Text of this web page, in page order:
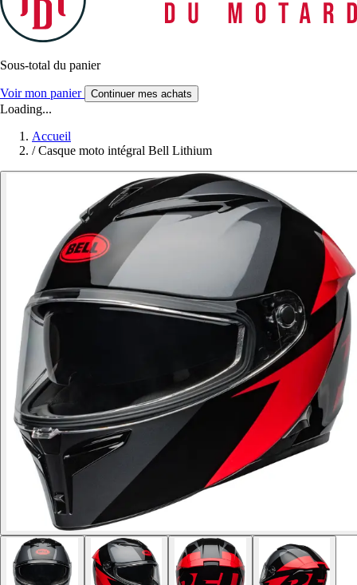
Sous-total du panier
Voir mon panier Continuer mes achats
Loading...
Accueil
/ Casque moto intégral Bell Lithium